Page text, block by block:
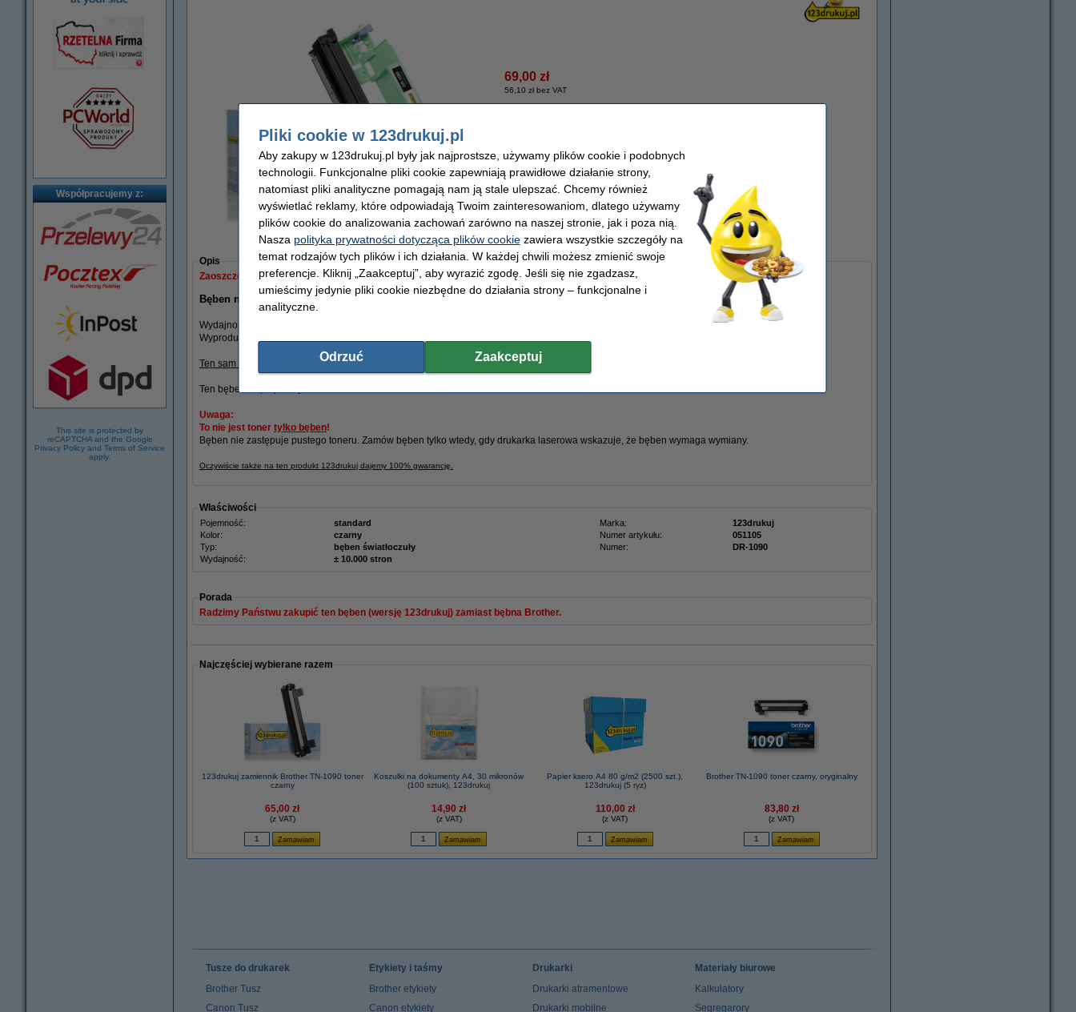
Współpracujemy z:
This site is protected by
reCAPTCHA and the Google
Privacy Policy and Terms of Service
apply.
powiększ
69,00 zł
56,10 zł bez VAT
Zamawiam
Opis
Zaoszczędź
25,7%w porównaniu do wersji oryginalnej!
Bęben marki 123drukuj do drukarek Brother.
Wydajność: 10.000 stron.
Wyprodukowany przez fabrykę posiadającą certyfikat
Ten sam poziom jakości wydruku, a ... taniej!
Ten bęben współpracuje z tonerami TN-1090.
Uwaga:
To nie jest toner tylko bęben!
Bęben nie zastępuje pustego toneru. Zamów bęben tylko wtedy, gdy drukarka laserowa wskazuje, że bęben wymaga wymiany.
Oczywiście także na ten produkt 123drukuj dajemy 100% gwarancję.
Właściwości
Pojemność: standard Marka:
123drukuj
Kolor:
czarny Numer artykułu:
051105
Typ:
bęben światłoczuły Numer:
DR-1090
Wydajność:
± 10.000 stron
Porada
Radzimy Państwu zakupić ten bęben (wersję 123drukuj) zamiast bębna Brother.
Najczęściej wybierane razem
123drukuj zamiennik Brother TN-1090 toner
czarny
65,00 zł
(z VAT)
Koszulki na dokumenty A4, 30 mikronów
(100 sztuk), 123drukuj
14,90 zł
(z VAT)
Papier ksero A4 80 g/m2 (2500 szt.),
123drukuj (5 ryz)
110,00 zł
(z VAT)
Brother TN-1090 toner czarny, oryginalny
83,80 zł
(z VAT)
Tusze do drukarek
Brother Tusz
Canon Tusz
Etykiety i taśmy
Brother etykiety
Canon etykiety
Drukarki
Drukarki atramentowe
Drukarki mobilne
Materiały biurowe
Kalkulatory
Segregarory
Pliki cookie w 123drukuj.pl
Aby zakupy w 123drukuj.pl były jak najprostsze, używamy plików cookie i podobnych
technologii. Funkcjonalne pliki cookie zapewniają prawidłowe działanie strony,
natomiast pliki analityczne pomagają nam ją stale ulepszać. Chcemy również
wyświetlać reklamy, które odpowiadają Twoim zainteresowaniom, dlatego używamy
plików cookie do analizowania zachowań zarówno na naszej stronie, jak i poza nią.
Nasza polityka prywatności dotycząca plików cookiezawiera wszystkie szczegóły na
temat rodzajów tych plików i ich działania. W każdej chwili możesz zmienić swoje
preferencje. Kliknij „Zaakceptuj”, aby wyrazić zgodę. Jeśli się nie zgadzasz,
umieścimy jedynie pliki cookie niezbędne do działania strony – funkcjonalne i
analityczne.
Odrzuć Zaakceptuj